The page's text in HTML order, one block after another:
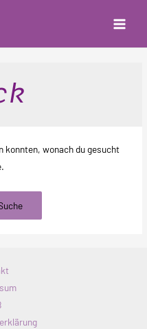
Main
konnten, wonach du gesucht